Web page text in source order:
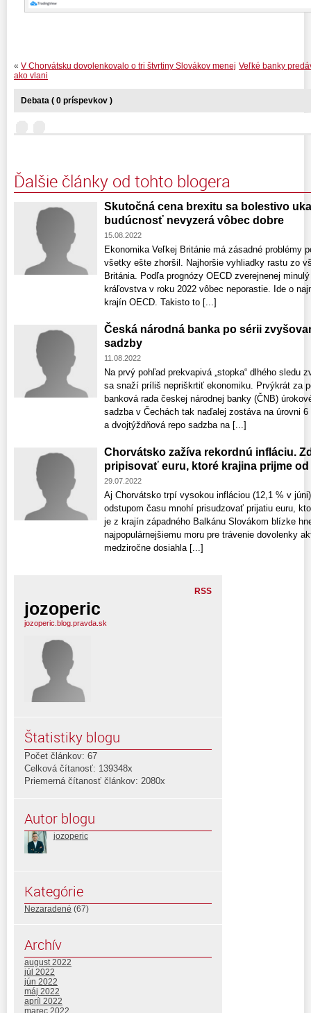
Veľké banky
« V Chorvátsku dovolenkovalo o tri štvrtiny Slovákov menej
ako vlani
Debata ( 0 príspevkov )
Ďalšie články od tohto blogera
Skutočná cena brexitu sa bolestivo
budúcnosť nevyzerá vôbec dobre
15.08.2022
Ekonomika Veľkej Británie má zásadné problémy
všetky ešte zhoršil. Najhoršie vyhliadky rastu zo
Británia. Podľa prognózy OECD zverejnenej
kráľovstva v roku 2022 vôbec neporastie. Ide o
krajín OECD. Takisto to [...]
Česká národná banka po sérii
sadzby
11.08.2022
Na prvý pohľad prekvapivá „stopka“ dlhého sledu
sa snaží príliš nepriškrtiť ekonomiku. Prvýkrát za
banková rada českej národnej banky (ČNB)
sadzba v Čechách tak naďalej zostáva na úrovni
a dvojtýždňová repo sadzba na [...]
Chorvátsko zažíva rekordnú infláciu.
pripisovať euru, ktoré krajina prijme od
29.07.2022
Aj Chorvátsko trpí vysokou infláciou (12,1 % v
odstupom času mnohí prisudzovať prijatiu euru,
je z krajín západného Balkánu Slovákom blízke
najpopulárnejšiemu moru pre trávenie dovolenky
medziročne dosiahla [...]
RSS
jozoperic
jozoperic.blog.pravda.sk
Štatistiky blogu
Počet článkov: 67
Celková čítanosť: 139348x
Priemerná čítanosť článkov: 2080x
Autor blogu
jozoperic
Kategórie
Nezaradené (67)
Archív
august 2022
júl 2022
jún 2022
máj 2022
apríl 2022
marec 2022